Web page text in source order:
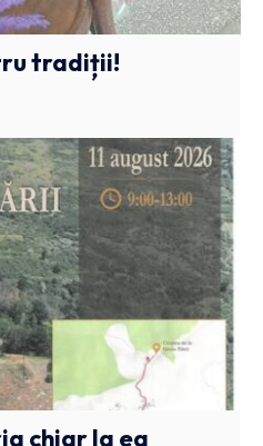
tradiții!
chiar la ea